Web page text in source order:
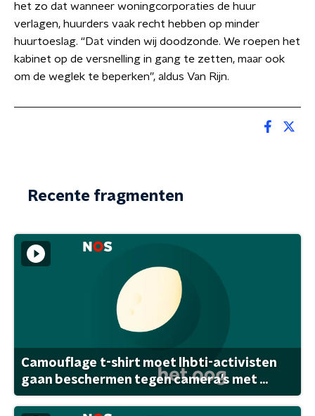
het zo dat wanneer woningcorporaties de huur
verlagen, huurders vaak recht hebben op minder
huurtoeslag. “Dat vinden wij doodzonde. We roepen het
kabinet op de versnelling in gang te zetten, maar ook
om de weglek te beperken”, aldus Van Rijn.
Recente fragmenten
Camouflage t-shirt moet lhbti-activisten
gaan beschermen tegen camera's met ...